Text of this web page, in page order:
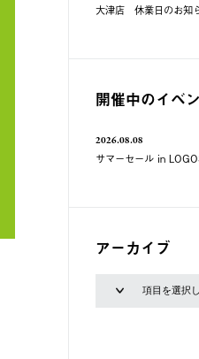
大津店 休業日のお知
開催中のイベ
2026.08.08
サマーセール in
アーカイブ